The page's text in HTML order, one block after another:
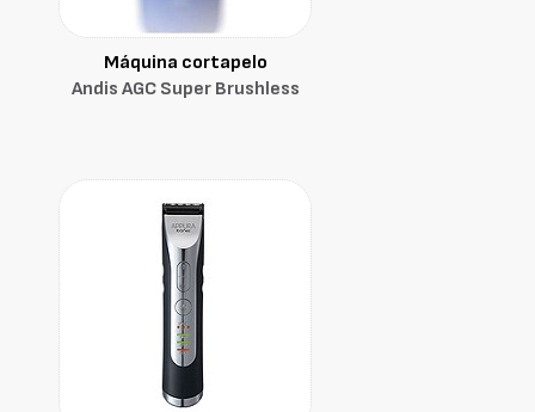
Máquina cortapelo
Andis AGC Super Brushless